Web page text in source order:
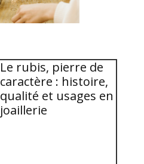
Le rubis, pierre de
caractère : histoire,
qualité et usages en
joaillerie